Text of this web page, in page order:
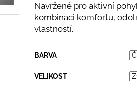
Navržené pro aktivní
kombinaci komfortu,
vlastností.
BARVA
VELIKOST
PRO-MERINO - ZIMNÍ
ANTIBAKTERIÁLNÍ PONOŽKY